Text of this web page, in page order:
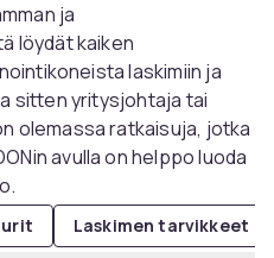
ja
löydät kaiken
laskimiin ja
sitten yritysjohtaja tai
olemassa ratkaisuja, jotka
avulla on helppo luoda
Laskimen tarvikkeet